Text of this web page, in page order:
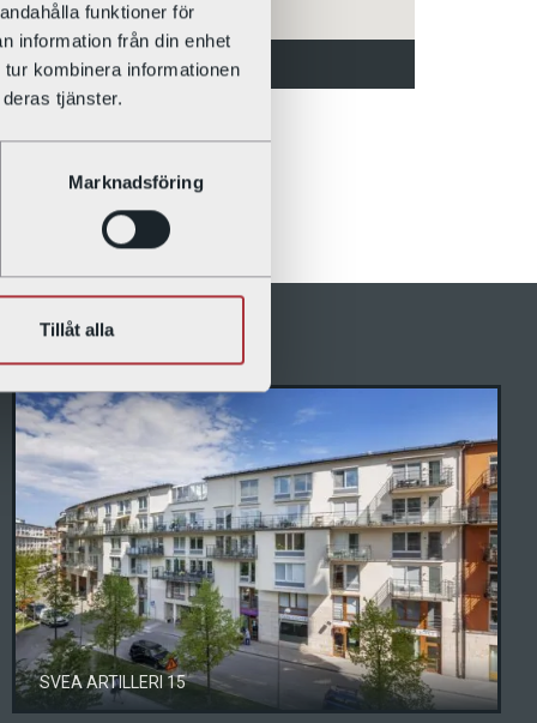
funktioner för
information från din enhet
kombinera informationen
tjänster.
Marknadsföring
Tillåt alla
Tegnérgatan 4
SVEA ARTILLERI 15